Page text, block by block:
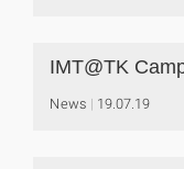
IMT@TK
News 19.07.19